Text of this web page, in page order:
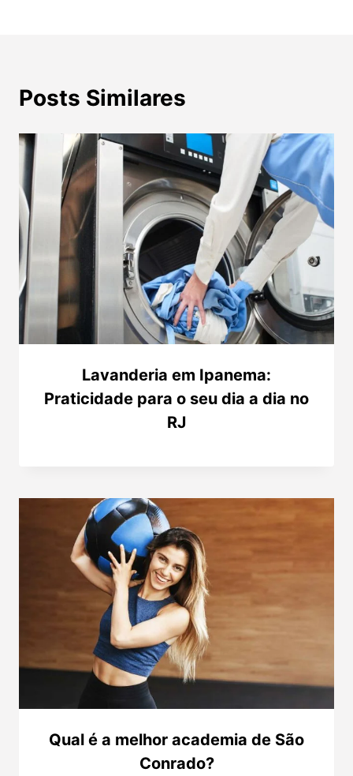
Posts Similares
Lavanderia em Ipanema:
Praticidade para o seu dia a dia no
RJ
Qual é a melhor academia de São
Conrado?